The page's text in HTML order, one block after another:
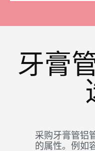
牙膏
采购牙膏管铝
的属性。例如